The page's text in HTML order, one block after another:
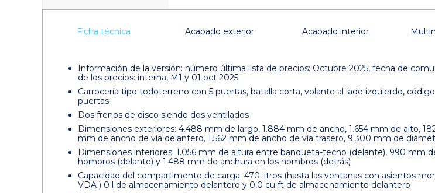
Ficha técnica
Información de la versión: número última lista de precios: Octubre 2025, fecha de
de los precios: interna, M1 y 01 oct 2025
Carrocería tipo todoterreno con 5 puertas, batalla corta, volante al lado izquierdo,
puertas
Dos frenos de disco siendo dos ventilados
Dimensiones exteriores: 4.488 mm de largo, 1.884 mm de ancho, 1.654 mm de alto,
mm de ancho de vía delantero, 1.562 mm de ancho de vía trasero, 9.300 mm de
Dimensiones interiores: 1.056 mm de altura entre banqueta-techo (delante), 990 mm
hombros (delante) y 1.488 mm de anchura en los hombros (detrás)
Capacidad del compartimento de carga: 470 litros (hasta las ventanas con asientos
VDA ) 0 l de almacenamiento delantero y 0,0 cu ft de almacenamiento delantero
Acabado exterior Acabado interior